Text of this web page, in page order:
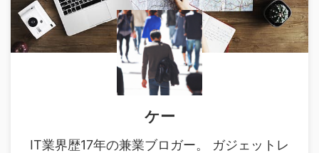
ケー
IT業界歴17年の兼業ブロガー。 ガジェットレ